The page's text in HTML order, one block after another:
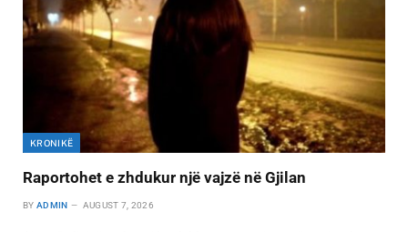
KRONIKË
Raportohet e zhdukur një vajzë në Gjilan
BY ADMIN AUGUST 7, 2026